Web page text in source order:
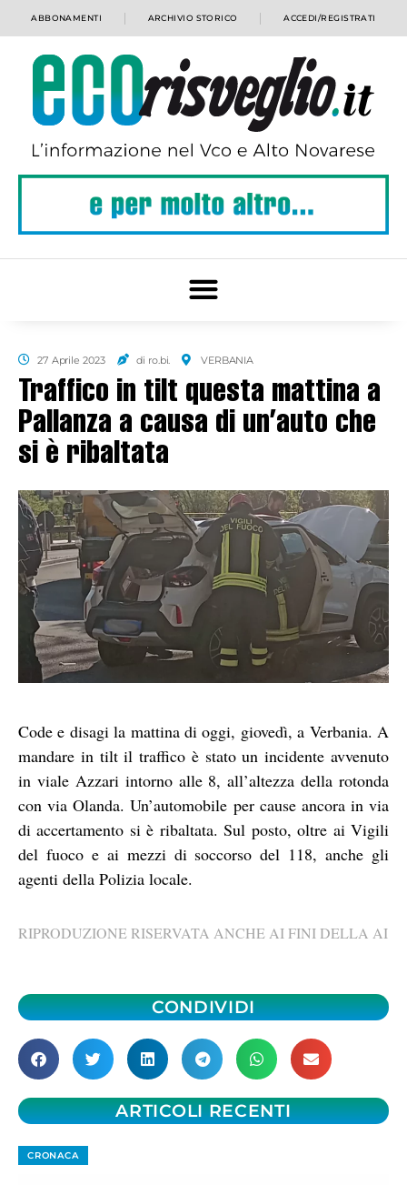
ABBONAMENTI ARCHIVIO STORICO ACCEDI/REGISTRATI
27 Aprile 2023 di ro.bi. VERBANIA
Traffico in tilt questa mattina a
Pallanza a causa di un’auto che
si è ribaltata
Code e disagi la mattina di oggi, giovedì, a Verbania. A
mandare in tilt il traffico è stato un incidente avvenuto
in viale Azzari intorno alle 8, all’altezza della rotonda
con via Olanda. Un’automobile per cause ancora in via
di accertamento si è ribaltata. Sul posto, oltre ai Vigili
del fuoco e ai mezzi di soccorso del 118, anche gli
agenti della Polizia locale.
RIPRODUZIONE RISERVATA ANCHE AI FINI DELLA AI
CONDIVIDI
ARTICOLI RECENTI
CRONACA